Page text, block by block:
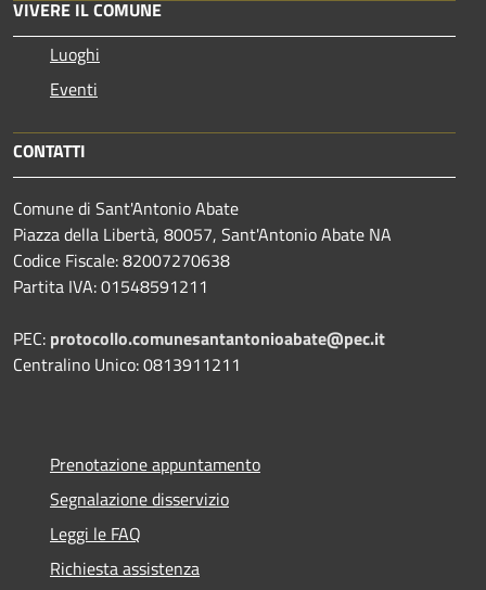
VIVERE IL COMUNE
Luoghi
Eventi
CONTATTI
Comune di Sant'Antonio Abate
Piazza della Libertà, 80057, Sant'Antonio Abate NA
Codice Fiscale: 82007270638
Partita IVA: 01548591211
PEC: protocollo.comunesantantonioabate@pec.it
Centralino Unico: 0813911211
Prenotazione appuntamento
Segnalazione disservizio
Leggi le FAQ
Richiesta assistenza